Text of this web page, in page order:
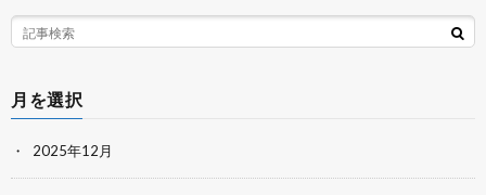
月を選択
2025年12月